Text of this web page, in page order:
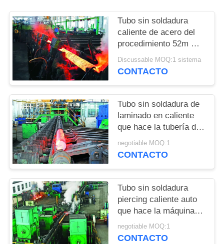
UNA
CITA
MAPA
DEL
SITIO
PRIVACY
POLICY
Tubo sin soldadura
caliente de acero del
procedimiento 52m m
de carbono que hace la
máquina 0.6m/S
Discussable MOQ:1 sistema
CONTACTO
Tubo sin soldadura de
laminado en caliente
que hace la tubería de
acero de la
máquina/del carbono
negotiable MOQ:1
CONTACTO
Tubo sin soldadura
piercing caliente auto
que hace la máquina
para la tubería del
petróleo y gas
negotiable MOQ:1
CONTACTO